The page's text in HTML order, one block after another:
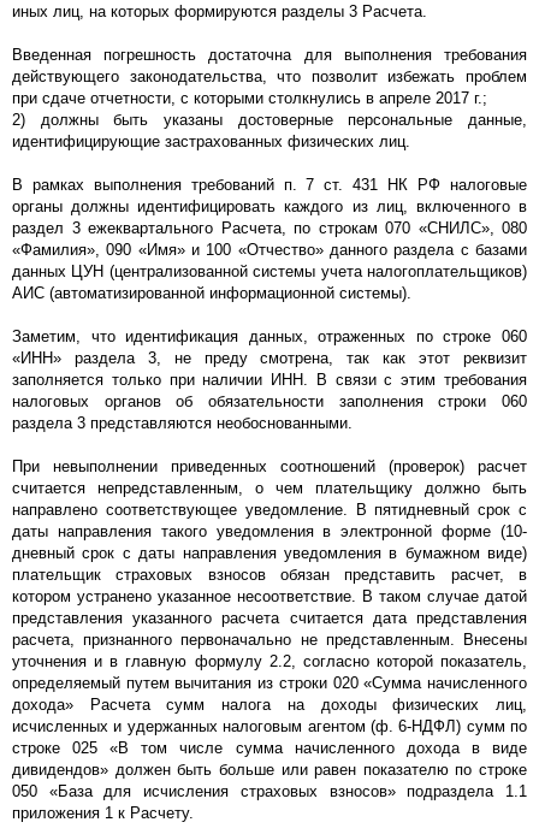
иных лиц, на которых формируются разделы 3 Расчета.
Введенная погрешность достаточна для выполнения требования
действующего законодательства, что позволит избежать проблем
при сдаче отчетности, с которыми столкнулись в апреле 2017 г.;
2) должны быть указаны достоверные персональные данные,
идентифицирующие застрахованных физических лиц.
В рамках выполнения требований п. 7 ст. 431 НК РФ налоговые
органы должны идентифицировать каждого из лиц, включенного в
раздел 3 ежеквартального Расчета, по строкам 070 «СНИЛС», 080
«Фамилия», 090 «Имя» и 100 «Отчество» данного раздела с базами
данных ЦУН (централизованной системы учета налогоплательщиков)
АИС (автоматизированной информационной системы).
Заметим, что идентификация данных, отраженных по строке 060
«ИНН» раздела 3, не преду смотрена, так как этот реквизит
заполняется только при наличии ИНН. В связи с этим требования
налоговых органов об обязательности заполнения строки 060
раздела 3 представляются необоснованными.
При невыполнении приведенных соотношений (проверок) расчет
считается непредставленным, о чем плательщику должно быть
направлено соответствующее уведомление. В пятидневный срок с
даты направления такого уведомления в электронной форме (10-
дневный срок с даты направления уведомления в бумажном виде)
плательщик страховых взносов обязан представить расчет, в
котором устранено указанное несоответствие. В таком случае датой
представления указанного расчета считается дата представления
расчета, признанного первоначально не представленным. Внесены
уточнения и в главную формулу 2.2, согласно которой показатель,
определяемый путем вычитания из строки 020 «Сумма начисленного
дохода» Расчета сумм налога на доходы физических лиц,
исчисленных и удержанных налоговым агентом (ф. 6-НДФЛ) сумм по
строке 025 «В том числе сумма начисленного дохода в виде
дивидендов» должен быть больше или равен показателю по строке
050 «База для исчисления страховых взносов» подраздела 1.1
приложения 1 к Расчету.